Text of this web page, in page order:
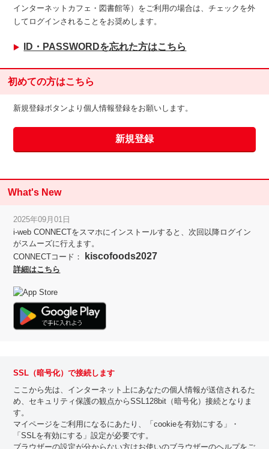
インターネットカフェ・図書館等）をご利用の場合は、チェックを外
してログインされることをお奨めします。
ID・PASSWORDを忘れた方はこちら
初めての方はこちら
新規登録ボタンより個人情報登録をお願いします。
What's New
2025年09月01日
i-web CONNECTをスマホにインストールすると、次回以降ログイン
がスムーズに行えます。
CONNECTコード：
kiscofoods2027
詳細はこちら
SSL（暗号化）で接続します
ここから先は、インターネット上にあなたの個人情報が送信されるた
め、セキュリティ保護の観点からSSL128bit（暗号化）接続となりま
す。
マイページをご利用になるにあたり、「cookieを有効にする」・
「SSLを有効にする」設定が必要です。
ブラウザーの設定が分からない方はお使いのブラウザーのヘルプをご